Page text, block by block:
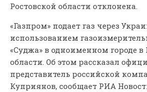
Ростовской области отклонена.
«Газпром» подает газ через
использованием
«Суджа» в одноименном городе в
области. Об этом рассказал
представитель российской
Куприянов, сообщает РИА